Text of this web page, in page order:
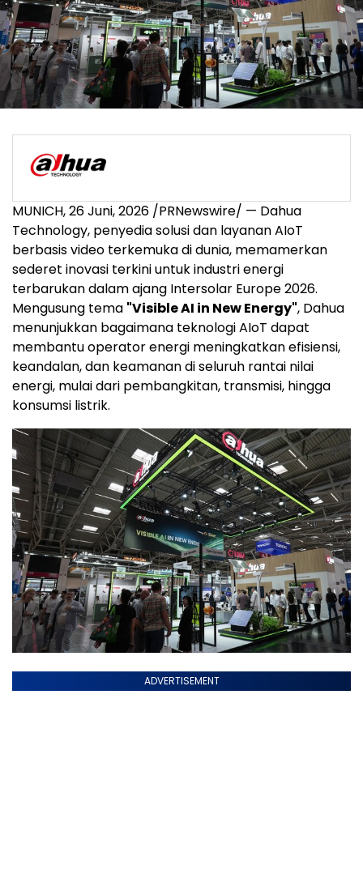
MUNICH,26 Juni, 2026 /PRNewswire/ — Dahua
Technology, penyedia solusi dan layanan AIoT
berbasis video terkemuka di dunia, memamerkan
sederet inovasi terkini untuk industri energi
terbarukan dalam ajang Intersolar Europe 2026.
Mengusung tema "Visible AI in New Energy", Dahua
menunjukkan bagaimana teknologi AIoT dapat
membantu operator energi meningkatkan efisiensi,
keandalan, dan keamanan di seluruh rantai nilai
energi, mulai dari pembangkitan, transmisi, hingga
konsumsi listrik.
ADVERTISEMENT